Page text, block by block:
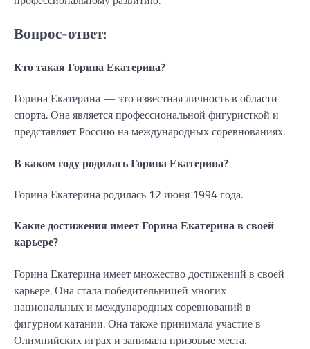
Вопрос-ответ:
Кто такая Горина Екатерина?
Горина Екатерина — это известная личность в области
спорта. Она является профессиональной фигуристкой и
представляет Россию на международных соревнованиях.
В каком году родилась Горина Екатерина?
Горина Екатерина родилась 12 июня 1994 года.
Какие достижения имеет Горина Екатерина в своей
карьере?
Горина Екатерина имеет множество достижений в своей
карьере. Она стала победительницей многих
национальных и международных соревнований в
фигурном катании. Она также принимала участие в
Олимпийских играх и занимала призовые места.